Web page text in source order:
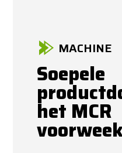
MACHINE
Soepele
het MCR